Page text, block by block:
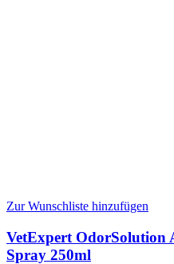
Zur Wunschliste hinzufügen
VetExpert OdorSolution
Spray 250ml